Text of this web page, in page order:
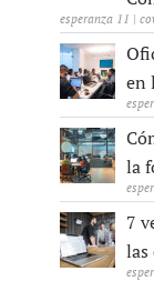
esperanza 11 |
en
la
7
las